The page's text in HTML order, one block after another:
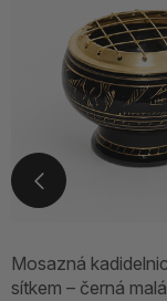
Mosazná
sítkem – černá malá